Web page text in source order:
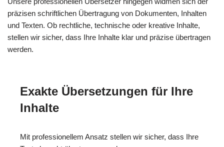
präzisen schriftlichen Übertragung von Dokumenten, Inhalten
und Texten. Ob rechtliche, technische oder kreative Inhalte,
stellen wir sicher, dass Ihre Inhalte klar und präzise übertragen
werden.
Exakte Übersetzungen für Ihre
Inhalte
Mit professionellem Ansatz stellen wir sicher, dass Ihre